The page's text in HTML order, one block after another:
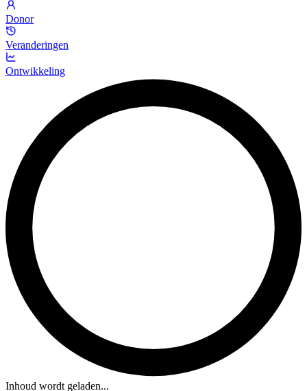
Donor
Veranderingen
Ontwikkeling
Inhoud wordt geladen...